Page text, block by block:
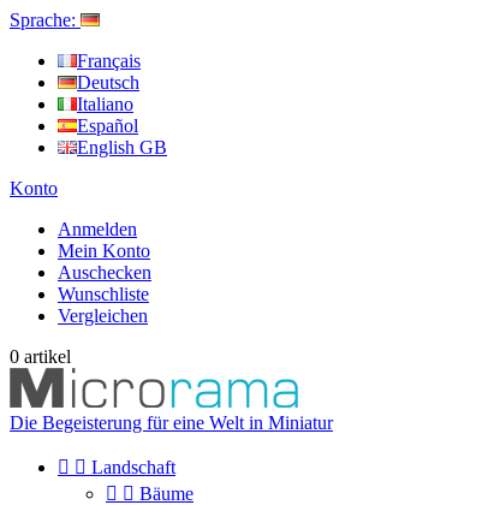
Sprache:
Français
Deutsch
Italiano
Español
English GB
Konto
Anmelden
Mein Konto
Auschecken
Wunschliste
Vergleichen
0 artikel
Die Begeisterung für eine Welt in Miniatur
  Landschaft
  Bäume